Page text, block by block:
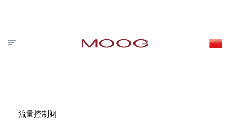
投资者关系 合作伙伴登录 VISIT MOOG.COM
MOOG.COM.CN
流量控制阀